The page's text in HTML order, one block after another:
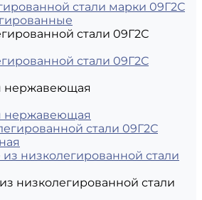
стали марки 09Г2С
стали 09Г2С
стали 09Г2С
нержавеющая
нержавеющая
стали 09Г2С
низколегированной стали
низколегированной стали